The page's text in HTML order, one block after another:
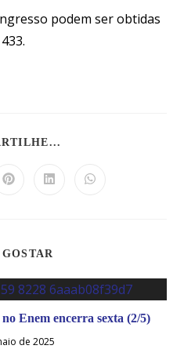
podem ser obtidas
Enem encerra sexta (2/5)
de 2025